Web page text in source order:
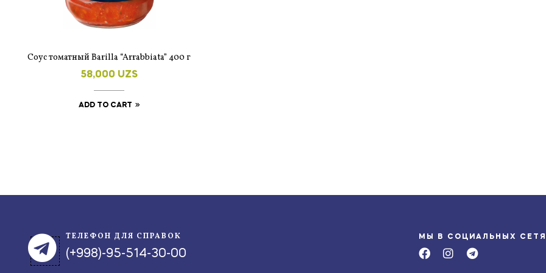
Cоус томатный Barilla “Arrabbiata” 400 г
58,000 UZS
ADD TO CART
ТЕЛЕФОН ДЛЯ СПРАВОК
(+998)-95-514-30-00
МЫ В СОЦИАЛЬНЫХ